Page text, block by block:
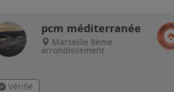
pcm méditerranée
Marseille 8ème
arrondissement
Vérifié